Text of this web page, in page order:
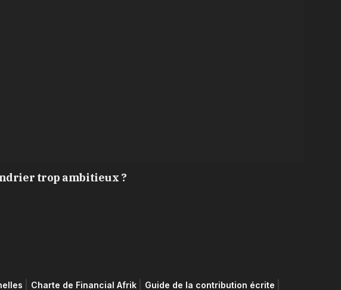
trop ambitieux ?
Charte de Financial Afrik Guide de la contribution écrite